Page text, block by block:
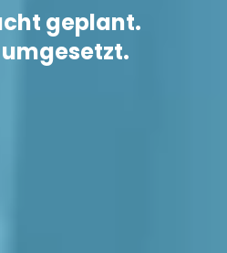
geplant.